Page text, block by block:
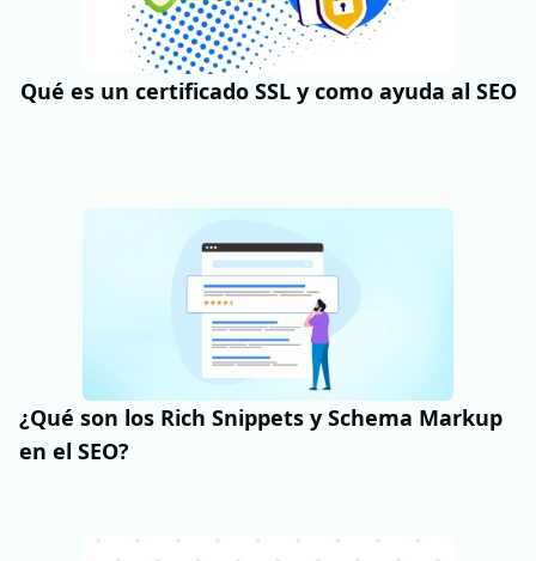
Qué es un certificado SSL y como ayuda al SEO
¿Qué son los Rich Snippets y Schema Markup
en el SEO?